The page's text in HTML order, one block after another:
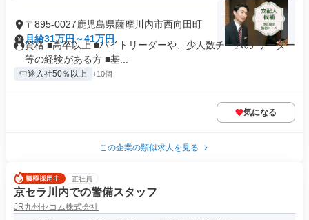
〒895-0027鹿児島県薩摩川内市西向田町
月給31万円～41万円
資格 ■高卒以上 ■バイトリーダーや、少人数チームの リーダー
等の経験がある方 ■基...
中途入社50％以上 +10個
気になる
この企業の類似求人を見る
正社員
京セラ川内での警備スタッフ
JR九州セコム株式会社